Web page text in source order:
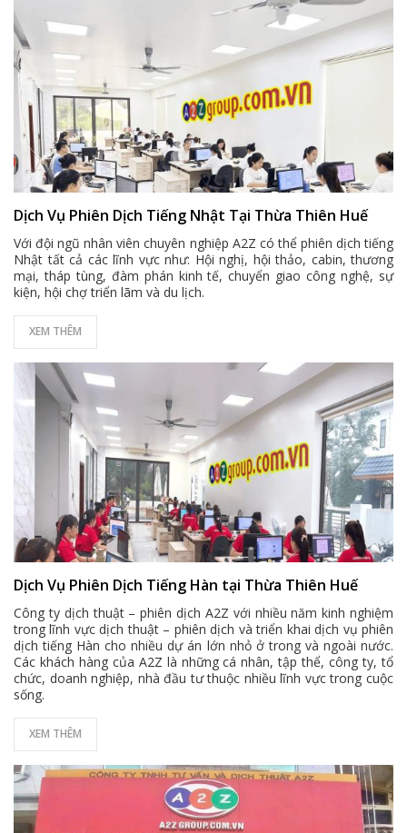
Dịch Vụ Phiên Dịch Tiếng Nhật Tại Thừa Thiên Huế
Với đội ngũ nhân viên chuyên nghiệp A2Z có thể phiên dịch tiếng
Nhật tất cả các lĩnh vực như: Hội nghị, hội thảo, cabin, thương
mại, tháp tùng, đàm phán kinh tế, chuyển giao công nghệ, sự
kiện, hội chợ triển lãm và du lịch.
XEM THÊM
Dịch Vụ Phiên Dịch Tiếng Hàn tại Thừa Thiên Huế
Công ty dịch thuật – phiên dịch A2Z với nhiều năm kinh nghiệm
trong lĩnh vực dịch thuật – phiên dịch và triển khai dịch vụ phiên
dịch tiếng Hàn cho nhiều dự án lớn nhỏ ở trong và ngoài nước.
Các khách hàng của A2Z là những cá nhân, tập thể, công ty, tổ
chức, doanh nghiệp, nhà đầu tư thuộc nhiều lĩnh vực trong cuộc
sống.
XEM THÊM